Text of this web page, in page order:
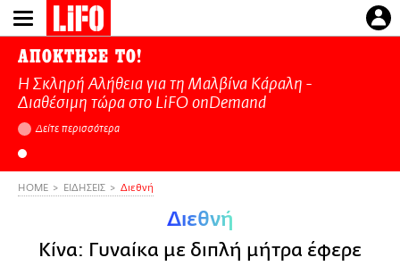
Παράκαμψη
προς
κυρίως
περιεχόμενο
ΑΠΟΚΤΗΣΕ ΤΟ!
Η Σκληρή Αλήθεια για τη Μαλβίνα Κάραλη -
Διαθέσιμη τώρα στo LiFO onDemand
Δείτε περισσότερα
HOME ΕΙΔΗΣΕΙΣ Διεθνή
Διεθνή
Κίνα: Γυναίκα με διπλή μήτρα έφερε